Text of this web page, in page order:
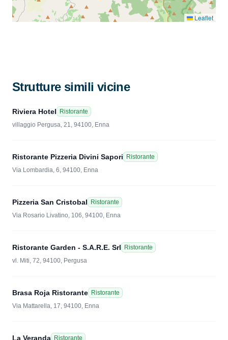
Leaflet
Strutture simili vicine
Riviera Hotel
Ristorante
villaggio Pergusa, 21, 94100, Enna
Ristorante Pizzeria Divini Sapori
Ristorante
Via Lombardia, 6, 94100, Enna
Pizzeria San Cristobal
Ristorante
Via Rosario Livatino, 106, 94100, Enna
Ristorante Garden - S.A.R.E. Srl
Ristorante
vl. Miti, 72, 94100, Pergusa
Brasa Roja Ristorante Ristorante
Via Mattarella, 17, 94100, Enna
La Veranda Ristorante